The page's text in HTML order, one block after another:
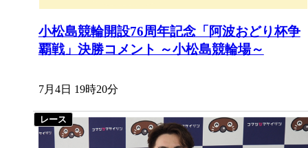
小松島競輪開設76周年記念「阿波おどり杯争
覇戦」決勝コメント ～小松島競輪場～
7月4日 19時20分